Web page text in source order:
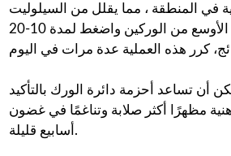
في المنطقة ، مما يقلل من السيلوليت
العصابات ، ببساطة لفها حول الجزء الأوسع من الوركين واضغط لمدة 10-20
تساعد أحزمة دائرة الورك بالتأكيد
مظهرًا أكثر صلابة وتناغمًا في غضون
أسابيع قليلة.